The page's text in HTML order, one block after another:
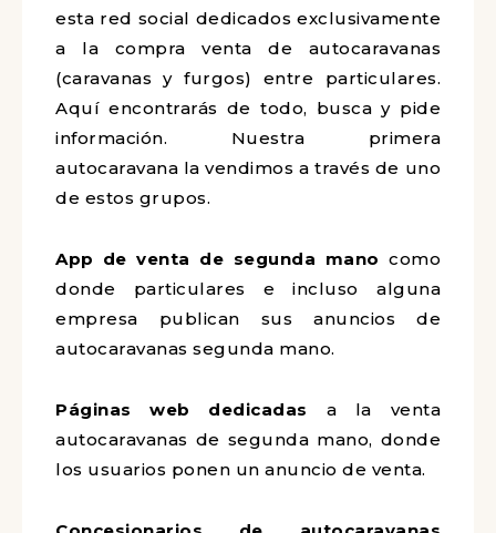
esta red social dedicados exclusivamente
a la compra venta de autocaravanas
(caravanas y furgos) entre particulares.
Aquí encontrarás de todo, busca y pide
información. Nuestra primera
autocaravana la vendimos a través de uno
de estos grupos.
App de venta de segunda mano como
donde particulares e incluso alguna
empresa publican sus anuncios de
autocaravanas segunda mano.
Páginas web dedicadas
a la venta
autocaravanas de segunda mano, donde
los usuarios ponen un anuncio de venta.